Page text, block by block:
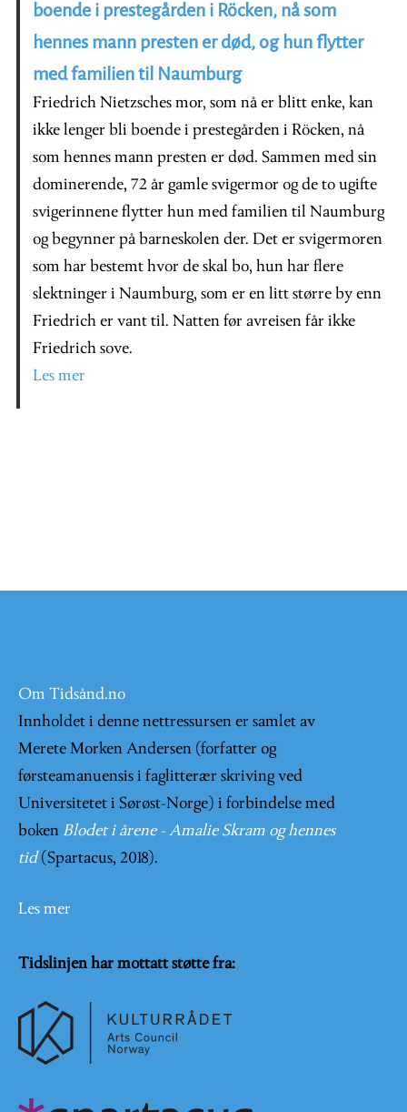
boende i prestegården i Röcken, nå som
hennes mann presten er død, og hun flytter
med familien til Naumburg
Friedrich Nietzsches mor, som nå er blitt enke, kan
ikke lenger bli boende i prestegården i Röcken, nå
som hennes mann presten er død. Sammen med sin
dominerende, 72 år gamle svigermor og de to ugifte
svigerinnene flytter hun med familien til Naumburg
og begynner på barneskolen der. Det er svigermoren
som har bestemt hvor de skal bo, hun har flere
slektninger i Naumburg, som er en litt større by enn
Friedrich er vant til. Natten før avreisen får ikke
Friedrich sove.
Les mer
Om Tidsånd.no
Innholdet i denne nettressursen er samlet av
Merete Morken Andersen (forfatter og
førsteamanuensis i faglitterær skriving ved
Universitetet i Sørøst-Norge) i forbindelse med
boken Blodet i årene - Amalie Skram og hennes
tid (Spartacus, 2018).
Les mer
Tidslinjen har mottatt støtte fra: